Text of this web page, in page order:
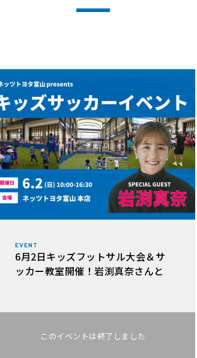
EVENT
6月2日キッズフットサル大会＆サ
ッカー教室開催！岩渕真奈さんと